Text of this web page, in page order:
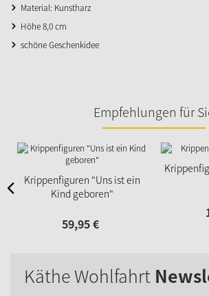
Material: Kunstharz
Höhe 8,0 cm
schöne Geschenkidee
Empfehlungen für
Krippenfiguren "Uns ist ein
Kind geboren"
59,95€
Käthe Wohlfahrt